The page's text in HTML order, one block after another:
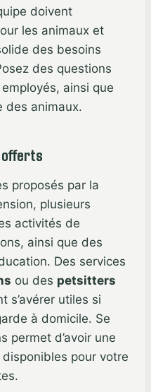
doivent
les animaux et
des besoins
des questions
ainsi que
des animaux.
proposés par la
plusieurs
activités de
ainsi que des
Des services
ou des petsitters
s’avérer utiles si
à domicile. Se
permet d’avoir une
pour votre